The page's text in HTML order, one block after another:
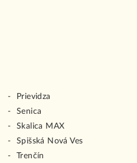
Prievidza
Senica
Skalica MAX
Spišská Nová Ves
Trenčín